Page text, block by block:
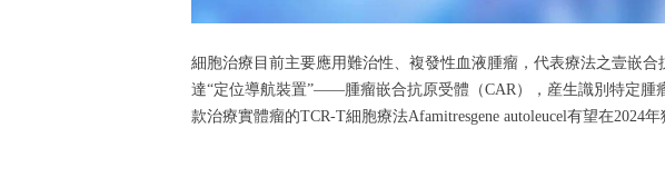
細胞治療目前主要應用難治性、複發性血液腫瘤，代表療法之壹嵌
達“定位導航裝置”——腫瘤嵌合抗原受體（CAR），産生識別特定
款治療實體瘤的TCR-T細胞療法Afamitresgene autoleucel有望在2024